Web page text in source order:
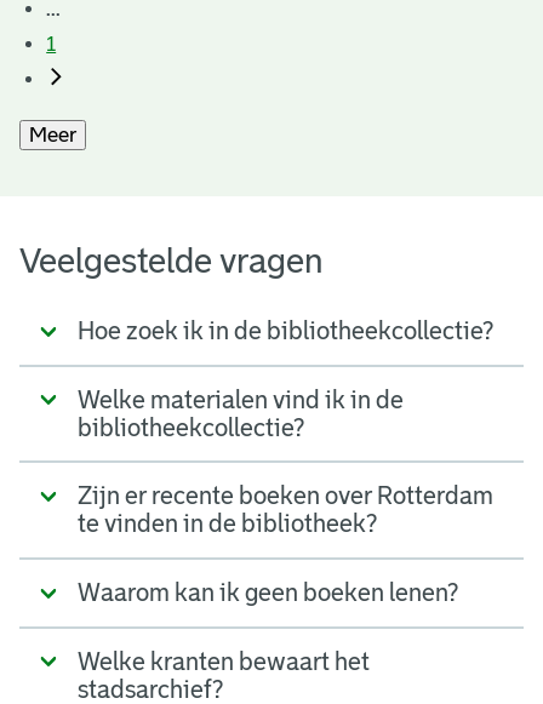
...
1
Meer
Veelgestelde vragen
Hoe zoek ik in de bibliotheekcollectie?
Welke materialen vind ik in de
bibliotheekcollectie?
Zijn er recente boeken over Rotterdam
te vinden in de bibliotheek?
Waarom kan ik geen boeken lenen?
Welke kranten bewaart het
stadsarchief?